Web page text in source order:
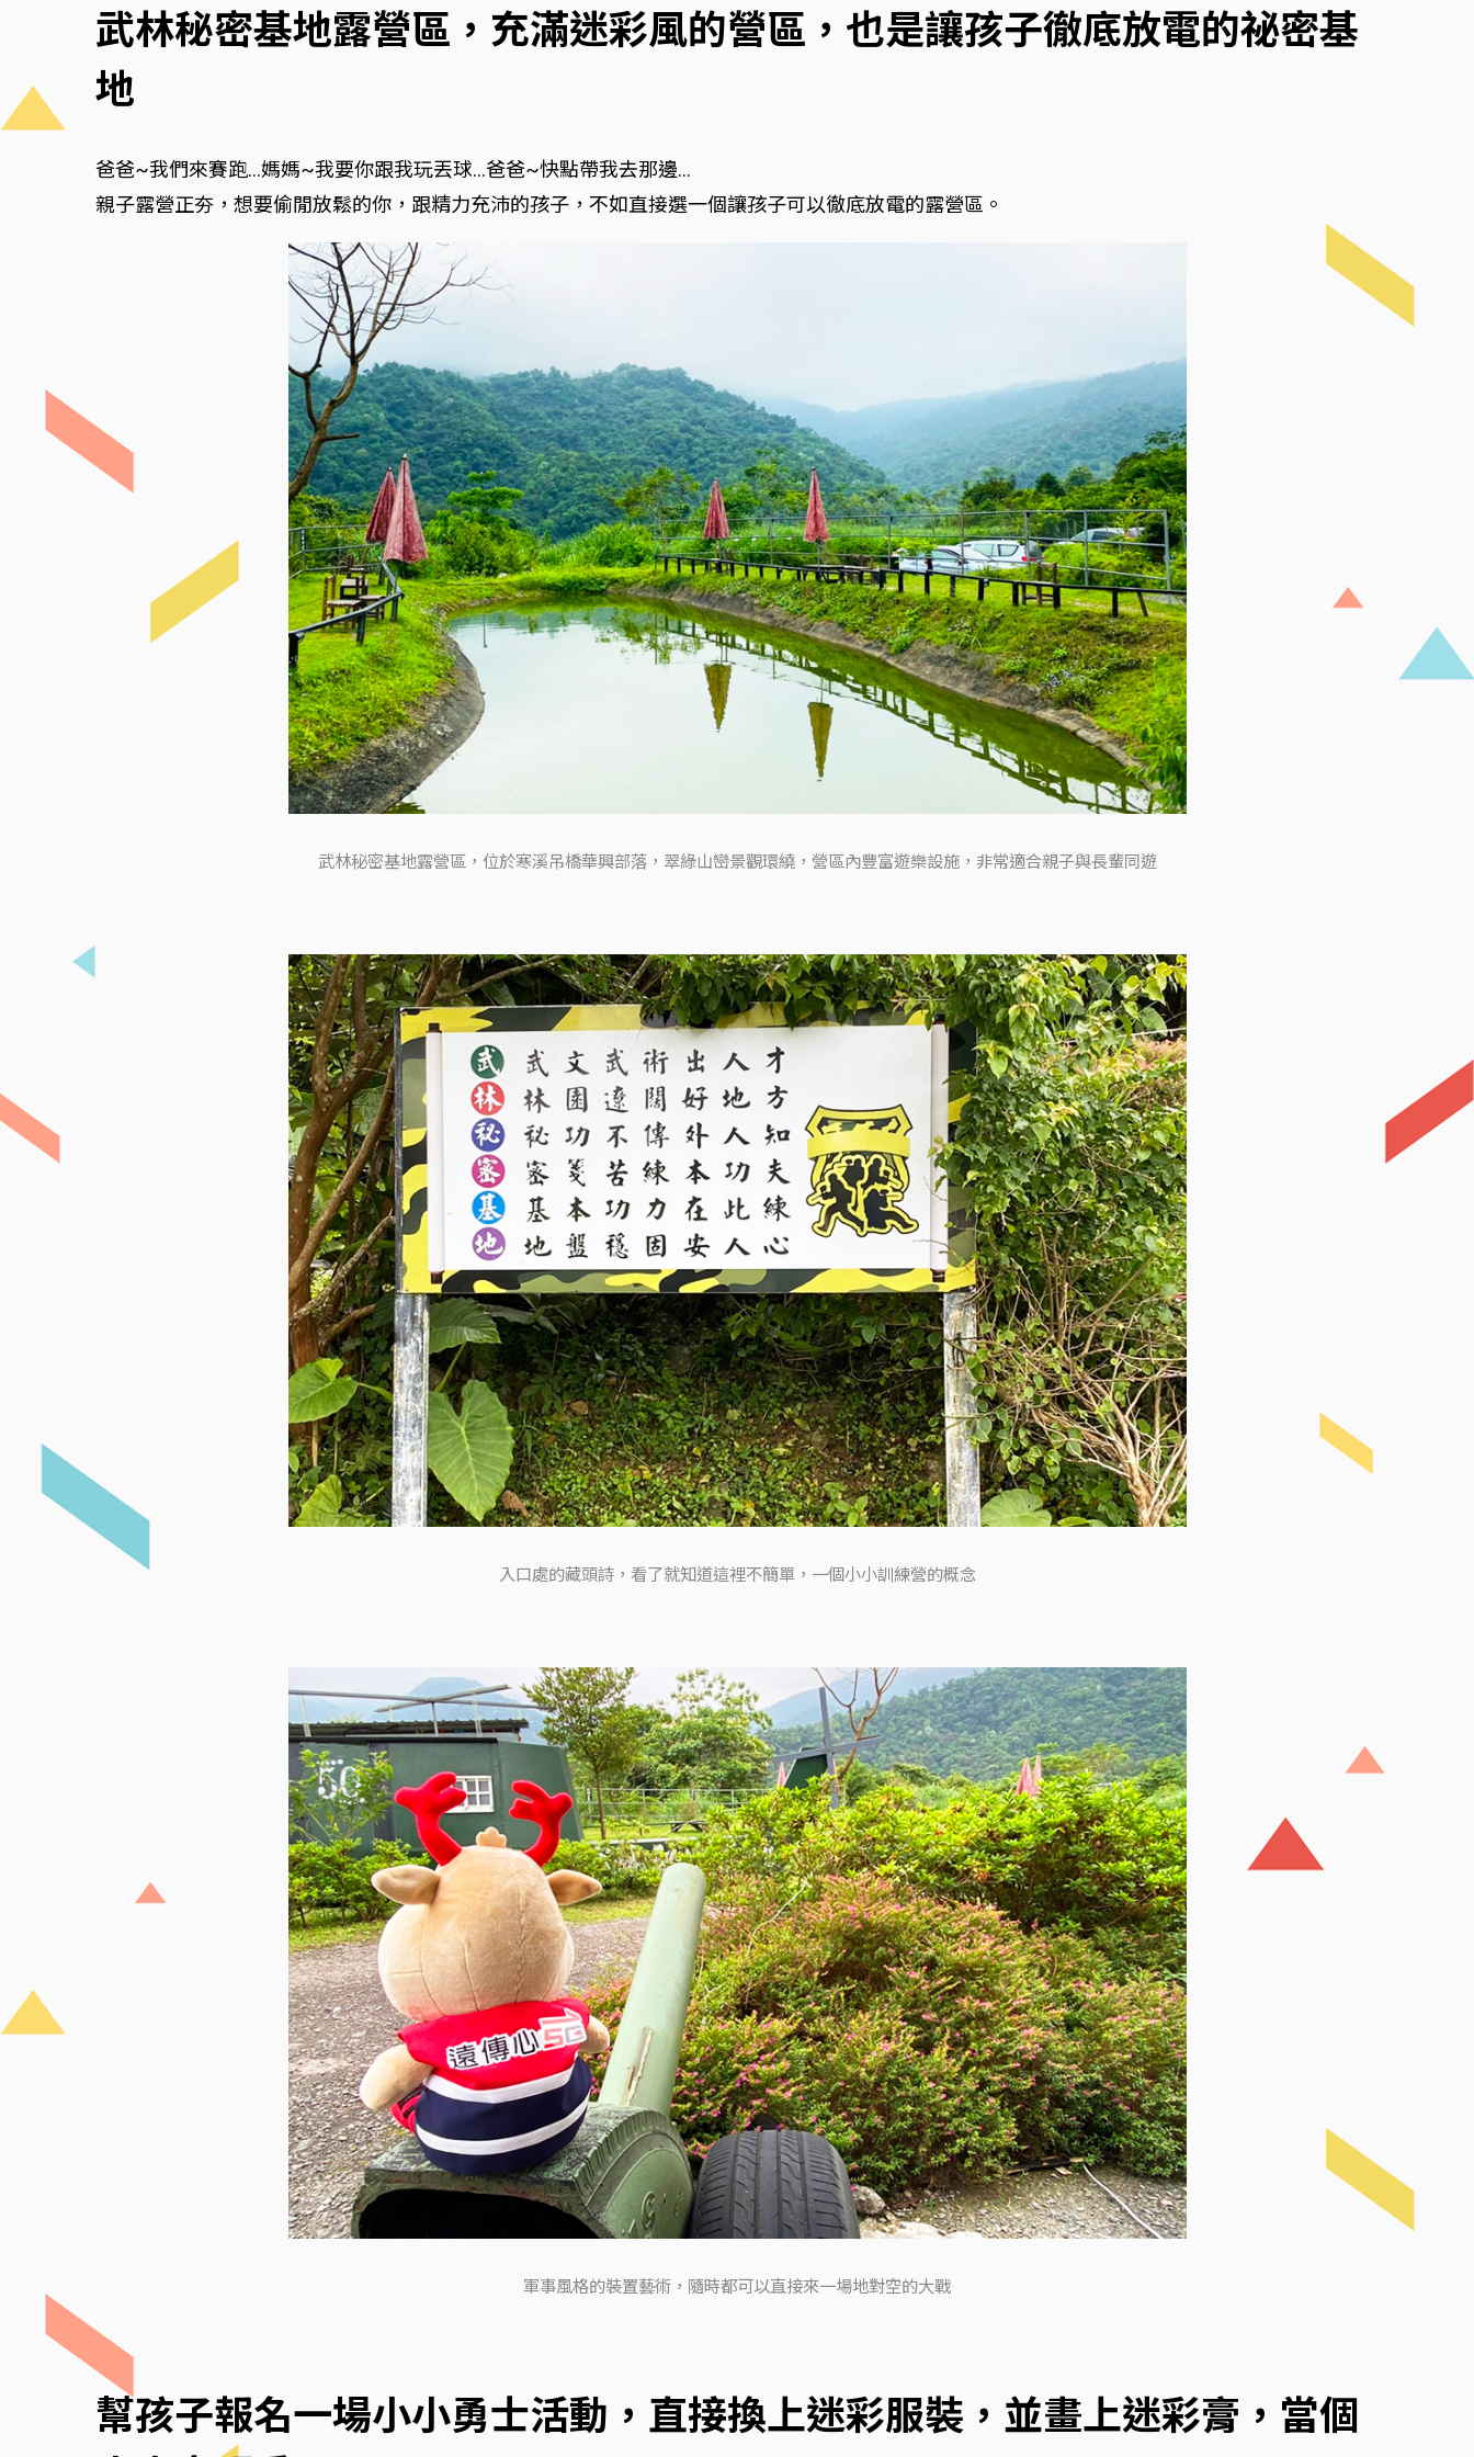
武林秘密基地露營區，充滿迷彩風的營區，也是讓孩子徹底放電的祕密基
地
爸爸~我們來賽跑…媽媽~我要你跟我玩丟球…爸爸~快點帶我去那邊…
親子露營正夯，想要偷閒放鬆的你，跟精力充沛的孩子，不如直接選一個讓孩子可以徹底放電的露營區。
武林秘密基地露營區，位於寒溪吊橋華興部落，翠綠山巒景觀環繞，營區內豐富遊樂設施，非常適合親子與長輩同遊
入口處的藏頭詩，看了就知道這裡不簡單，一個小小訓練營的概念
軍事風格的裝置藝術，隨時都可以直接來一場地對空的大戰
幫孩子報名一場小小勇士活動，直接換上迷彩服裝，並畫上迷彩膏，當個